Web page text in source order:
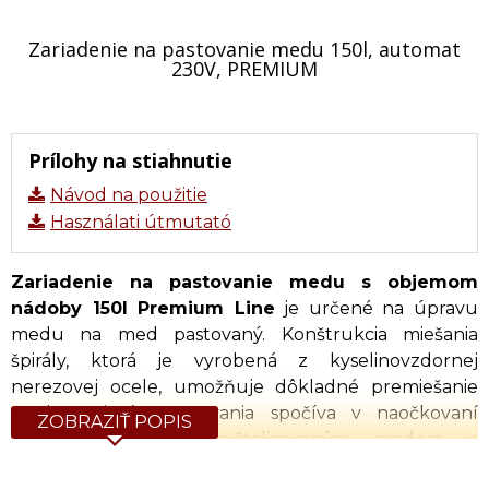
Zariadenie na pastovanie medu 150l, automat
230V, PREMIUM
Prílohy na stiahnutie
Návod na použitie
Használati útmutató
Zariadenie na pastovanie medu s objemom
nádoby 150l Premium Line je určené na úpravu
medu na med pastovaný. Konštrukcia miešania
špirály, ktorá je vyrobená z kyselinovzdornej
nerezovej ocele, umožňuje dôkladné premiešanie
medu. Princíp pastovania spočíva v naočkovaní
tekutého medu skryštalizovaným medom a
ZOBRAZIŤ POPIS